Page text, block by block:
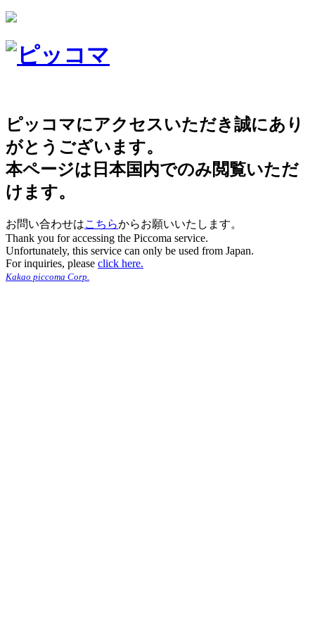
ピッコマにアクセスいただき誠にあり
がとうございます。
本ページは日本国内でのみ閲覧いただ
けます。
お問い合わせはこちらからお願いいたします。
Thank you for accessing the Piccoma service.
Unfortunately, this service can only be used from Japan.
For inquiries, please click here.
Kakao piccoma Corp.